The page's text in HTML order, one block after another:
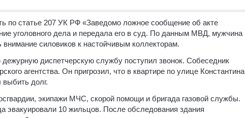
по статье 207 УК РФ «Заведомо ложное сообщение об акте
уголовного дела и передала его в суд. По данным МВД, мужчина
силовиков к настойчивым коллекторам.
диспетчерскую службу поступил звонок. Собеседник
агентства. Он пригрозил, что в квартире по улице Константина
долг.
экипажи МЧС, скорой помощи и бригада газовой службы.
эвакуировали 10 жильцов. После обследования здания